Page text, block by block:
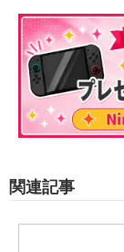
関連記事